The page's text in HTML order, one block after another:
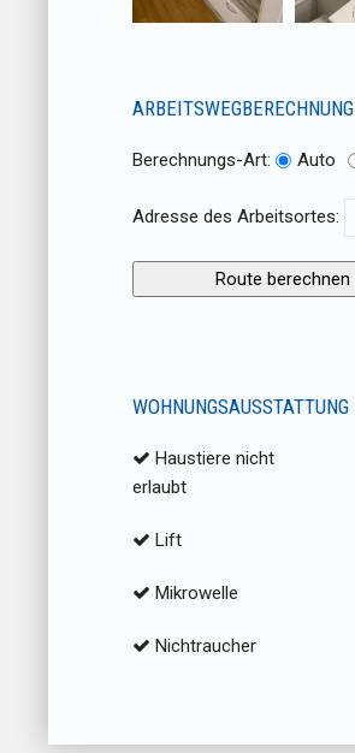
ARBEITSWEGBERECHNUNG
Berechnungs-Art: Auto
Adresse des Arbeitsortes:
WOHNUNGSAUSSTATTUNG
Haustiere nicht
erlaubt
Lift
Mikrowelle
Nichtraucher